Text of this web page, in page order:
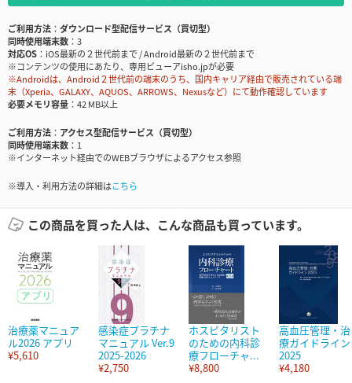
ご利用方法
ダウンロード型配信サービス（買切型）
同時使用端末数
3
対応OS
iOS最新の２世代前まで / Android最新の２世代前まで
※コンテンツの使用にあたり、専用ビューアisho.jpが必要
※Androidは、Android２世代前の端末のうち、国内キャリア経由で販売されている端
末（Xperia、GALAXY、AQUOS、ARROWS、Nexusなど）にて動作確認しています
必要メモリ容量
42 MB以上
ご利用方法
アクセス型配信サービス（買切型）
同時使用端末数
1
※インターネット経由でのWEBブラウザによるアクセス参照
※導入・利用方法の詳細はこちら
この商品を買った人は、こんな商品も買っています。
治療薬マニュア
ル2026 アプリ
¥5,610
感染症プラチナ
マニュアル Ver.9
2025-2026
¥2,750
ホスピタリスト
のための内科診
療フローチャ...
¥8,800
高血圧管理・治
療ガイドライン
2025
¥4,180